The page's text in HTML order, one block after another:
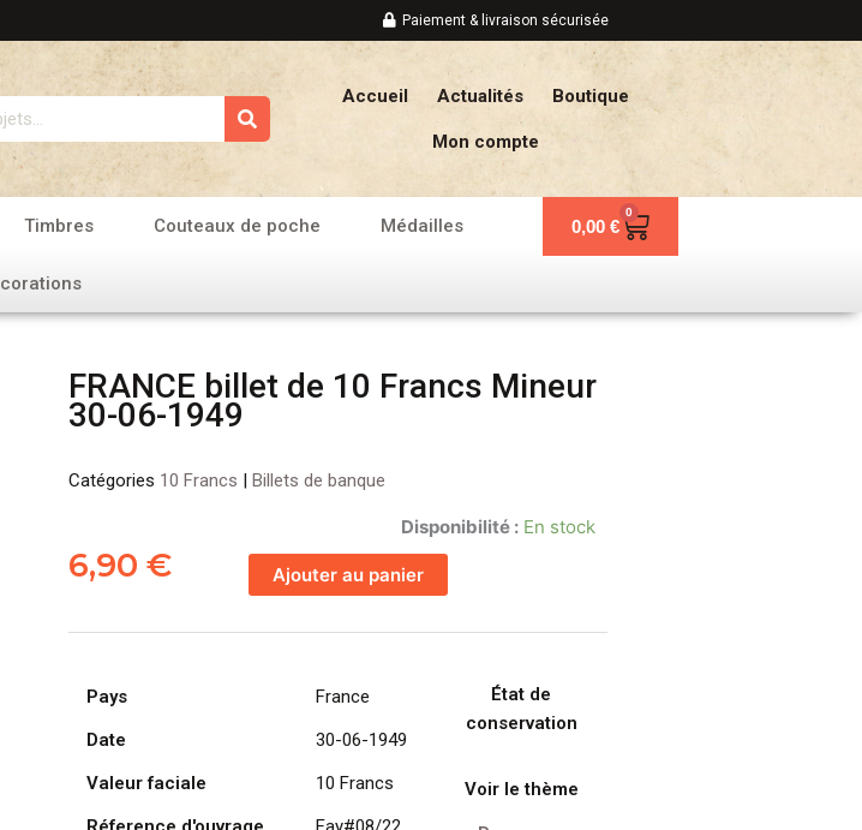
Paiement & livraison sécurisée
Accueil Actualités Boutique
Mon compte
Timbres Couteaux de poche Médailles 0,00 €
0
Panier
FRANCE billet de 10 Francs Mineur
30-06-1949
Catégories 10 Francs | Billets de banque
6,90 €
Disponibilité : En stock
de
FRANCE
de
Ajouter au panier
Pays
France
Date
30-06-1949
Valeur faciale
10 Francs
État de
conservation
Voir le thème